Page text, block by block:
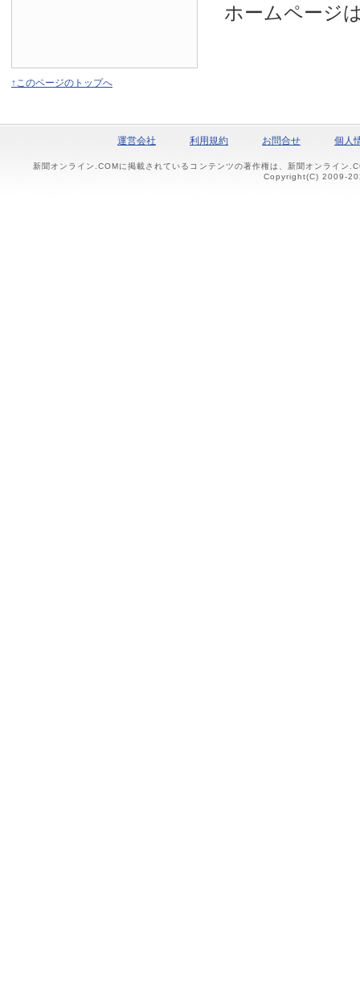
ホームページ
↑このページのトップへ
運営会社 利用規約 お問合せ 個人
新聞オンライン.COMに掲載されているコンテンツの著作権は、新聞オンライン
Copyright(C) 2009-